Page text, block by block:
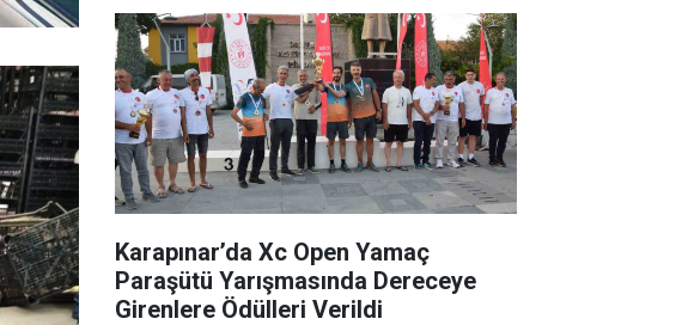
Karapınar’da Xc Open Yamaç
Paraşütü Yarışmasında Dereceye
Girenlere Ödülleri Verildi